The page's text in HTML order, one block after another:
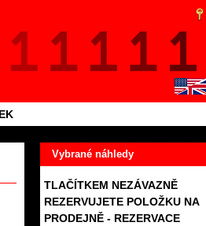
Vybrané náhledy
TLAČÍTKEM NEZÁVAZNĚ
REZERVUJETE POLOŽKU NA
PRODEJNĚ - REZERVACE